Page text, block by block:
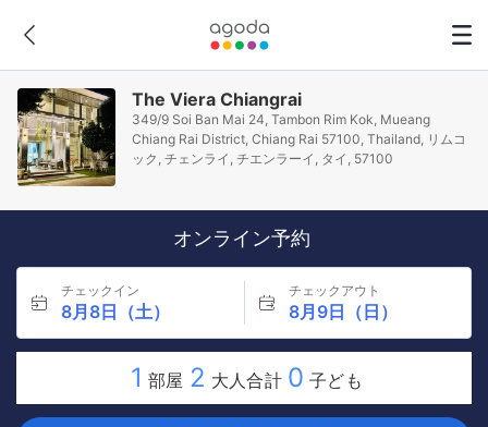
The Viera Chiangrai
349/9 Soi Ban Mai 24, Tambon Rim Kok, Mueang
Chiang Rai District, Chiang Rai 57100, Thailand, リムコ
ック, チェンライ, チエンラーイ, タイ, 57100
オンライン予約
チェックイン
8月8日（土）
チェックアウト
8月9日（日）
1 部屋 2 大人合計 0 子ども